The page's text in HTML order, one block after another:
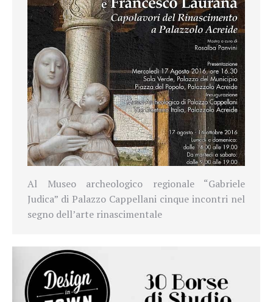
Al Museo archeologico regionale “Gabriele
Judica” di Palazzo Cappellani cinque incontri nel
segno dell’arte rinascimentale